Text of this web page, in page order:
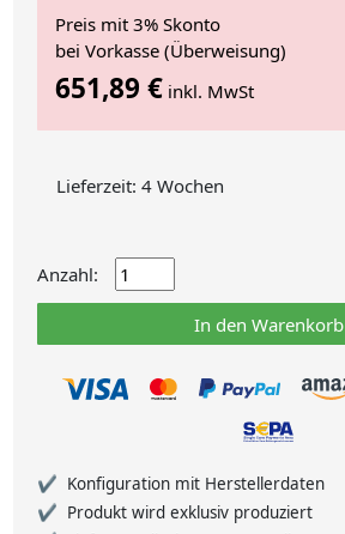
Preis mit 3% Skonto
bei Vorkasse (Überweisung)
651,89 € inkl. MwSt
Lieferzeit: 4 Wochen
Anzahl:
In den Warenkorb
Konfiguration mit Herstellerdaten
Produkt wird exklusiv produziert